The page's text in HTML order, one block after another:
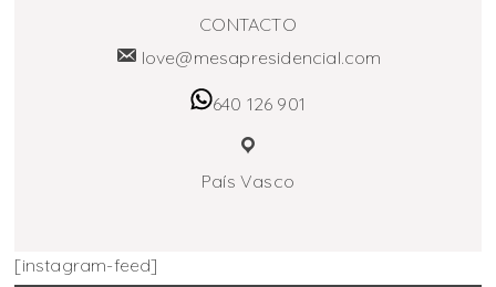
CONTACTO
love@mesapresidencial.com
640 126 901
País Vasco
[instagram-feed]